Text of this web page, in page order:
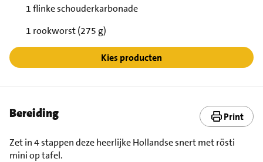
1 flinke schouderkarbonade
1 rookworst (275 g)
Kies producten
Bereiding Print
Zet in 4 stappen deze heerlijke Hollandse snert met rösti
mini op tafel.